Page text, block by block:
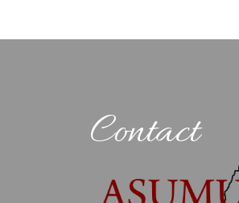
Contact